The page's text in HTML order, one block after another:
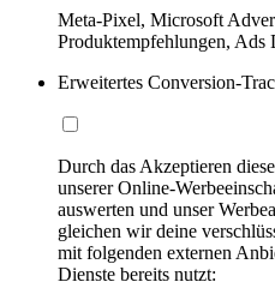
Meta-Pixel, Microsoft
Produktempfehlungen, Ads
Erweitertes Conversion-
Durch das Akzeptieren
unserer Online-
auswerten und unser
gleichen wir deine
mit folgenden externen
Dienste bereits nutzt: